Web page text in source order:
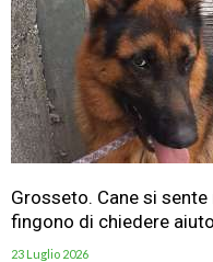
Grosseto. Cane si
fingono di chiedere
23 Luglio 2026